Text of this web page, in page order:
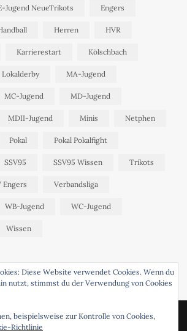
Diese Website verwendet Cookies. Wenn du
nutzt, stimmst du der Verwendung von Cookies
beispielsweise zur Kontrolle von Cookies,
Richtlinie
Jugend NeueTrikots Engers
Herren HVR
Karrierestart Kölschbach
Lokalderby MA-Jugend
MC-Jugend MD-Jugend
MDII-Jugend Minis Netphen
Pokal Pokal Pokalfight
SSV95 SSV95 Wissen Trikots
Engers Verbandsliga
WB-Jugend WC-Jugend
Wissen
WISSEN. DESIGNED BY